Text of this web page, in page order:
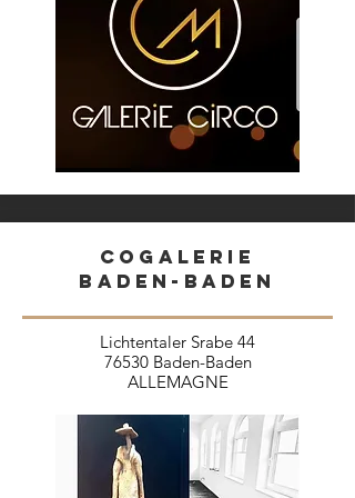
COgalerie
BaDEN-BADEN
Lichtentaler Srabe 44
76530 Baden-Baden
ALLEMAGNE